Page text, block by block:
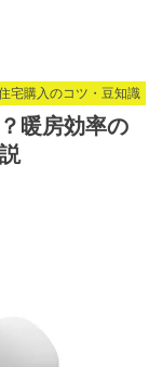
宅購入のコツ・豆知識
暖房効率の